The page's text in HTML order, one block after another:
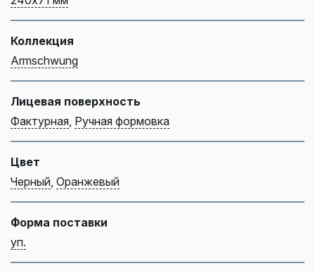
Коллекция
Armschwung
Лицевая поверхность
Фактурная, Ручная формовка
Цвет
Черный, Оранжевый
Форма поставки
уп.